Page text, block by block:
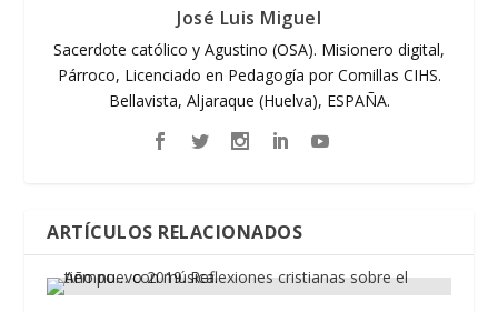
José Luis Miguel
Sacerdote católico y Agustino (OSA). Misionero digital,
Párroco, Licenciado en Pedagogía por Comillas CIHS.
Bellavista, Aljaraque (Huelva), ESPAÑA.
ARTÍCULOS RELACIONADOS